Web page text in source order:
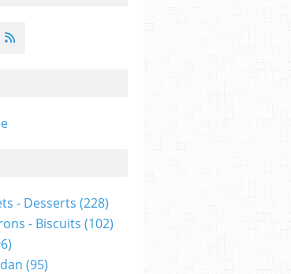
- Desserts (228)
- Biscuits (102)
(95)